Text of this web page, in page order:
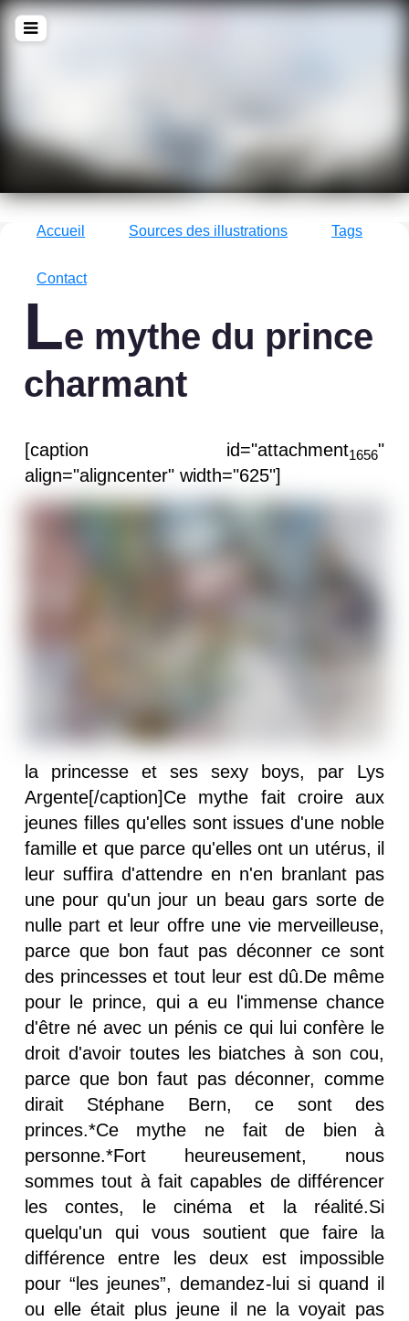
La culture avec un grand !Q
Accueil Sources des illustrations Tags
Contact
Le mythe du prince
charmant
[caption id="attachment1656"
align="aligncenter" width="625"]
la princesse et ses sexy boys, par Lys
Argente[/caption]Ce mythe fait croire aux
jeunes filles qu'elles sont issues d'une noble
famille et que parce qu'elles ont un utérus, il
leur suffira d'attendre en n'en branlant pas
une pour qu'un jour un beau gars sorte de
nulle part et leur offre une vie merveilleuse,
parce que bon faut pas déconner ce sont
des princesses et tout leur est dû.De même
pour le prince, qui a eu l'immense chance
d'être né avec un pénis ce qui lui confère le
droit d'avoir toutes les biatches à son cou,
parce que bon faut pas déconner, comme
dirait Stéphane Bern, ce sont des
princes.*Ce mythe ne fait de bien à
personne.*Fort heureusement, nous
sommes tout à fait capables de différencer
les contes, le cinéma et la réalité.Si
quelqu'un qui vous soutient que faire la
différence entre les deux est impossible
pour “les jeunes”, demandez-lui si quand il
ou elle était plus jeune il ne la voyait pas